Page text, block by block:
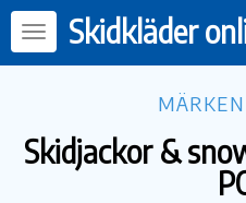
Skidkläder
MÄRKEN
Skidjackor &